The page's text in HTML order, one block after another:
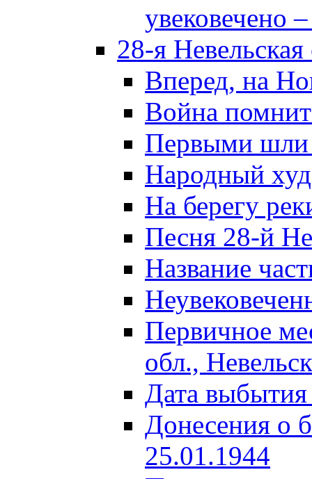
увековечено
28-я Невельская
Вперед, на
Война
Первыми шли
Народный
На берегу
Песня 28-й
Название
Первичное
обл.,
Дата
Донесения о
25.01.1944